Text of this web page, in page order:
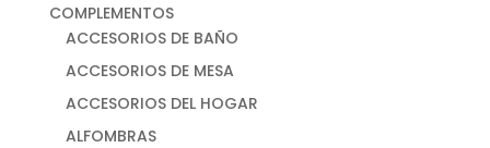
COMPLEMENTOS
ACCESORIOS DE BAÑO
ACCESORIOS DE MESA
ACCESORIOS DEL HOGAR
ALFOMBRAS